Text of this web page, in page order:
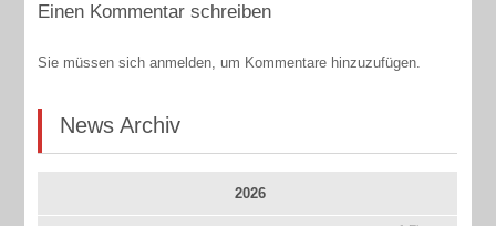
Einen Kommentar schreiben
Sie müssen sich anmelden, um Kommentare hinzuzufügen.
News Archiv
2026